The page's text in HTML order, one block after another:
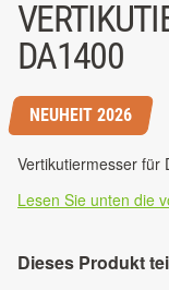
DA1400
NEUHEIT 2026
Vertikutiermesser für
Lesen Sie unten die
Dieses Produkt